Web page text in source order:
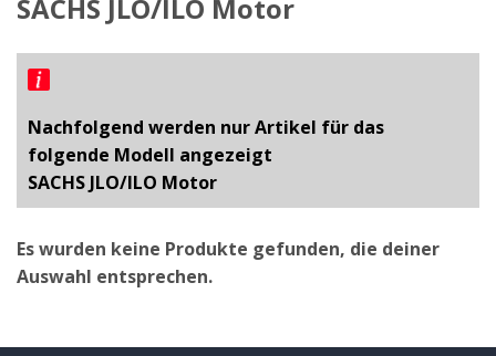
SACHS JLO/ILO Motor
Nachfolgend werden nur Artikel für das
folgende Modell angezeigt
SACHS JLO/ILO Motor
Es wurden keine Produkte gefunden, die deiner
Auswahl entsprechen.